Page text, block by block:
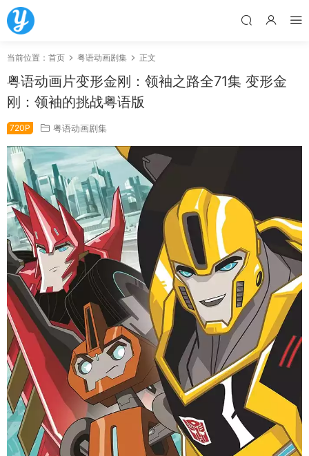
当前位置： 首页 粤语动画剧集 正文
粤语动画片变形金刚：领袖之路全71集 变形金
刚：领袖的挑战粤语版
720P 粤语动画剧集